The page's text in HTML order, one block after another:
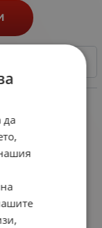
~200 броя
да